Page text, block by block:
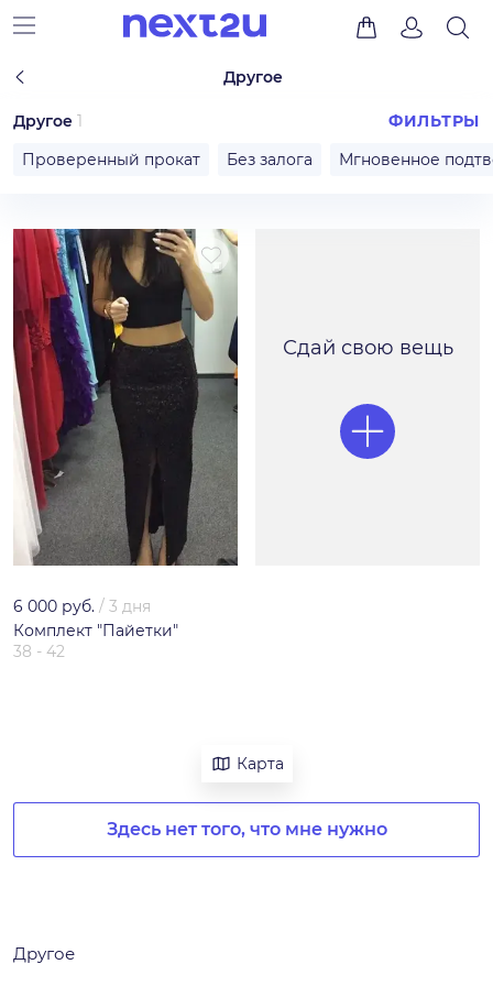
Другое
Другое 1
ФИЛЬТРЫ
Проверенный прокат
Без залога Мгновенное
6 000 руб. / 3 дня
Комплект "Пайетки"
38 - 42
Сдай свою вещь
Карта
Здесь нет того, что мне нужно
Другое